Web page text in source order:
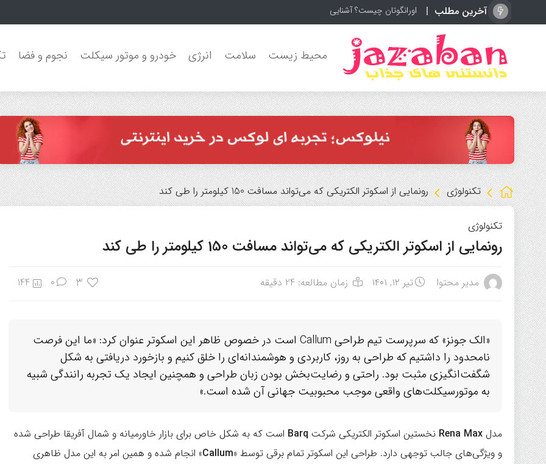
آخرین مطلب اورانگوتان چیست؟ آشنایی با باهوش‌ترین میمون جنگل‌های با
محیط زیست سلامت انرژی خودرو و موتور سیکلت نجوم و فضا
تکنولوژی رونمایی از اسکوتر الکتریکی که می‌تواند مسافت 150 کیلومتر را طی کند
تکنولوژی
رونمایی از اسکوتر الکتریکی که می‌تواند مسافت 150 کیلومتر را طی کند
مدیر محتوا تیر ۱۲, ۱۴۰۱ زمان مطالعه: 24 دقیقه 3
0
144
«الک جونز» که سرپرست تیم طراحی Callum است در خصوص ظاهر این اسکوتر عنوان کرد: «ما این فرصت
نامحدود را داشتیم که طراحی به روز، کاربردی و هوشمندانه‌ای را خلق کنیم و بازخورد دریافتی به شکل
شگفت‌انگیزی مثبت بود. راحتی و رضایت‌بخش بودن زبان طراحی و همچنین ایجاد یک تجربه‌ رانندگی شبیه
به موتورسیکلت‌های واقعی موجب محبوبیت جهانی آن شده است.»
مدل نخستین اسکوتر الکتریکی شرکت Barq است که به شکل خاص برای بازار خاورمیانه و شمال آفریقا طراحی شده
و ویژگی‌های جالب توجهی دارد. طراحی این اسکوتر تمام برقی توسط «Callum» انجام شده و همین امر به این مدل ظاهری